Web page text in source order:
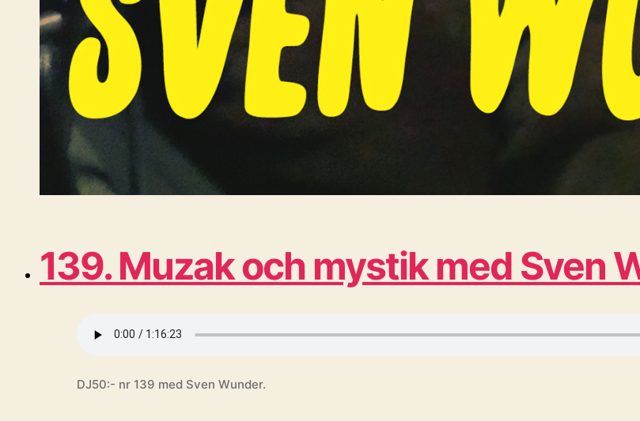
139. Muzak och mystik med Sven
DJ50:- nr 139 med Sven Wunder.